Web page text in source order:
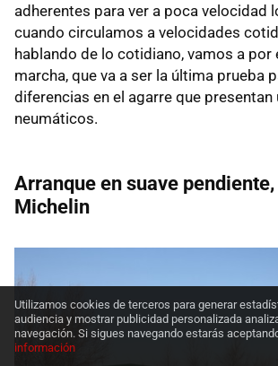
adherentes para ver a poca velocidad
cuando circulamos a velocidades
hablando de lo cotidiano, vamos a por
marcha, que va a ser la última prueba
diferencias en el agarre que presentan
neumáticos.
Arranque en suave
Michelin
Utilizamos cookies de terceros para generar
audiencia y mostrar publicidad personalizada
navegación. Si sigues navegando estarás
información